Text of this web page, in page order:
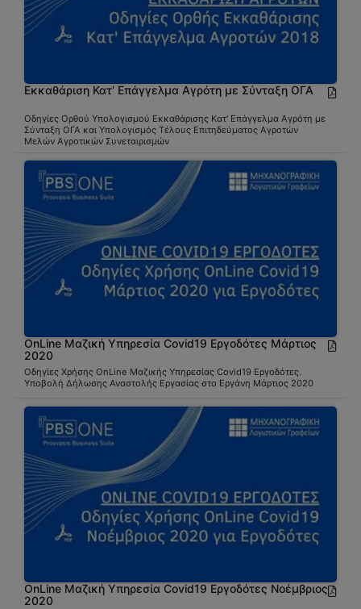
Εκκαθάριση Κατ' Επάγγελμα Αγρότη με Σύνταξη ΟΓΑ
Οδηγίες Ορθού Υπολογισμού Εκκαθάρισης Κατ' Επάγγελμα Αγρότη με
Σύνταξη ΟΓΑ και Υπολογισμός Τέλους Επιτηδεύματος Αγροτών
Μελών Αγροτικών Συνεταιρισμών
OnLine Μαζική Υπηρεσία Covid19 Εργοδότες Μάρτιος
2020
Οδηγίες Χρήσης OnLine Μαζικής Υπηρεσίας Covid19 Εργοδότες.
Υποβολή Δήλωσης Αναστολής Εργασίας στο Εργάνη Μάρτιος 2020
OnLine Μαζική Υπηρεσία Covid19 Εργοδότες Νοέμβριος
2020